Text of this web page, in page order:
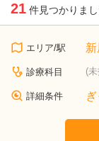
21 件見つかりまし
エリア/駅
診療科目 (
詳細条件